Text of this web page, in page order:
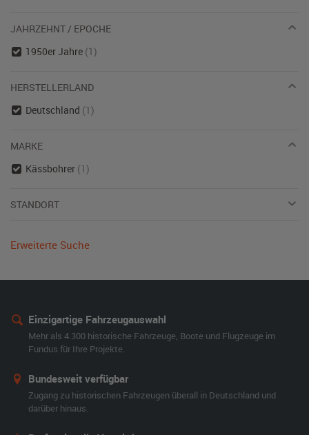
JAHRZEHNT / EPOCHE
1950er Jahre (1)
HERSTELLERLAND
Deutschland (1)
MARKE
Kässbohrer (1)
STANDORT
Erweiterte Suche
Einzigartige Fahrzeugauswahl
Mehr als 4.300 historische Fahrzeuge, Boote und Flugzeuge im
Fundus für Ihre Projekte.
Bundesweit verfügbar
Zugang zu historischen Fahrzeugen überall in Deutschland und
darüber hinaus.